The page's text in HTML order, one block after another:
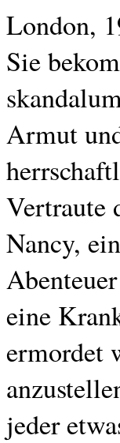
London,
Sie
Armut
Vertraute
Nancy,
eine
ermordet
jeder